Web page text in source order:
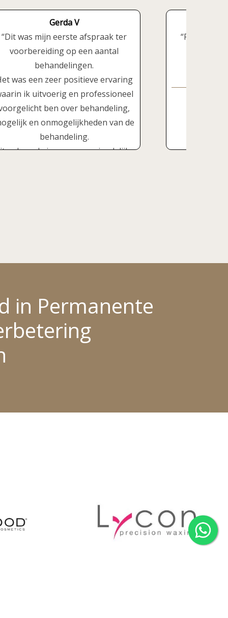
Gerda V
Dit was mijn eerste afspraak ter
voorbereiding op een aantal
behandelingen.
was een zeer positieve ervaring
ik uitvoerig en professioneel
ben over behandeling,
en onmogelijkheden van de
behandeling.
gebeurde in een zeer vriendelijke
Fijne en
in Permanente